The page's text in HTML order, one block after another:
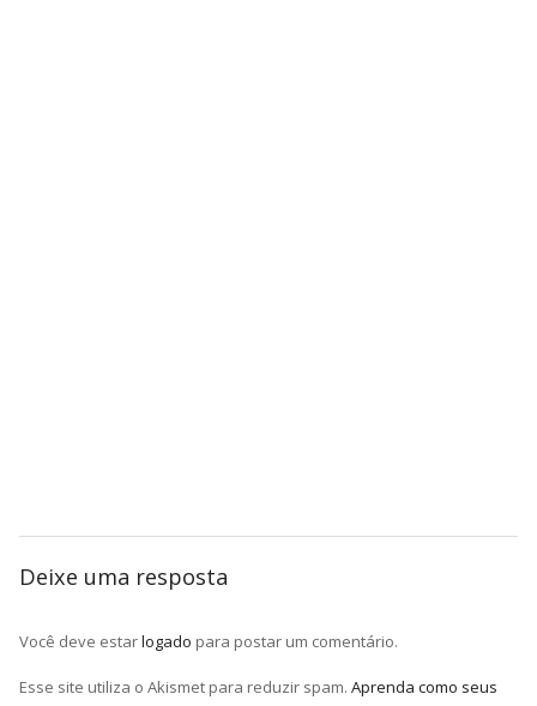
Deixe uma resposta
Você deve estarlogado para postar um comentário.
Esse site utiliza o Akismet para reduzir spam. Aprenda como seus